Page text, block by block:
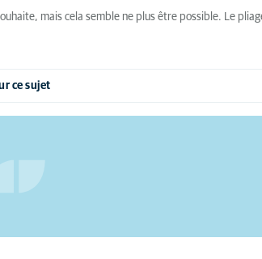
mais cela semble ne plus être possible. Le
ce sujet